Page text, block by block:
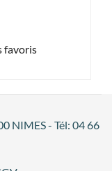
favoris
NIMES - Tél: 04 66